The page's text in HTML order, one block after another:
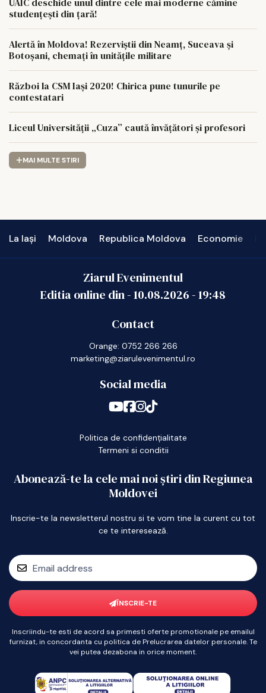
studențești din țară!
Alertă în Moldova! Rezerviștii din Neamț, Suceava și
Botoșani, chemați în unitățile militare
Război la CSM Iași 2020! Chirica pune tunurile pe
contestatari
Liceul Universității „Cuza” caută învățători și profesori
MAI MULTE STIRI
La Iași Moldova Republica Moldova Economie
Ziarul Evenimentul
Editia online din -10.08.2026-19:48
Contact
Orange: 0752 266 266
marketing@ziarulevenimentul.ro
Social media
Politica de confidențialitate
Termeni si conditii
Abonează-te la cele mai noi știri din Regiunea
Moldovei
Inscrie-te la newsletterul nostru si te vom tine la curent cu tot
ce te interesează.
ÎNSCRIE-TE
Inscriindu-te esti de acord sa primesti oferte promotionale pe emailul
furnizat, in concordanta cu politica de Prelucrarea datelor personale. Te
vei putea dezabona in orice moment.